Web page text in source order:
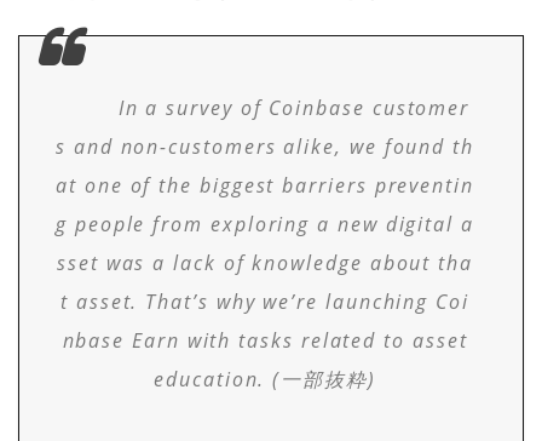
In a survey of Coinbase customer
s and non-customers alike, we found th
at one of the biggest barriers preventin
g people from exploring a new digital a
sset was a lack of knowledge about tha
t asset. That’s why we’re launching Coi
nbase Earn with tasks related to asset
education. (一部抜粋)